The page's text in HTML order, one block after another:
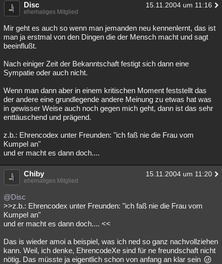
Astronomie Helpdesk
Musik Clash Verbesserungen Allmystery English
Übersichten
Besucht Teilgenommen Alle Neue Geschlossen
Disc 15.11.2004 um 11:16
ehemaliges Mitglied
Mir geht es auch so wenn man jemanden neu kennenlernt, das ist
man ja erstmal von den Dingen die der Mensch macht und sagt
beeinflußt.
Nach einiger Zeit der Bekanntschaft festigt sich dann eine
Sympatie oder auch nicht.
Wenn man dann aber in einem kritischen Moment feststellt das
der andere eine grundlegende andere Meinung zu etwas hat was
in gewisser Weise auch noch gegen mich geht, dann ist das sehr
enttäuschend und prägend.
z.b.: Ehrencodex unter Freunden: "ich faß nie die Frau vom
Kumpel an"
und er macht es dann doch....
Chiby 15.11.2004 um 11:20
ehemaliges Mitglied
@Disc
>>z.b.: Ehrencodex unter Freunden: "ich faß nie die Frau vom
Kumpel an"
und er macht es dann doch.... <<
Das is wieder amoi a beispiel, was ich ned so ganz nachvollziehen
kann. Weil, ich denke, EhrencodeXe sind für ne freundschaft nicht
nötig. Das müsste ja eigentlich schon von anfang an klar sein